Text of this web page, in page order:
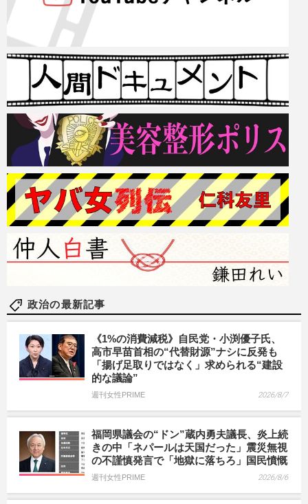
政治の最新記事
《1%の消費減税》自民党・小渕優子氏、
高市早苗首相の“代替財源”ナシに反発も
「揚げ足取りではなく」求められる“建設
的な議論”
週刊女性PRIME 2026/8/7
福岡県議会の“ドン”蔵内勇夫議長、炎上続
きの中「ネパールは天国だった」震災無視
の不謹慎発言で「地獄に落ちろ」国民憤慨
週刊女性PRIME 2026/8/6